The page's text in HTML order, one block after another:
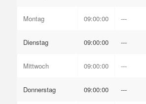
Montag 09:00:00 ---
Dienstag 09:00:00 ---
Mittwoch 09:00:00 ---
Donnerstag 09:00:00 ---